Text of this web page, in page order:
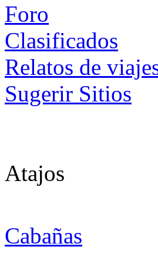
Foro
Clasificados
Relatos de
Sugerir Sitios
Atajos
Cabañas